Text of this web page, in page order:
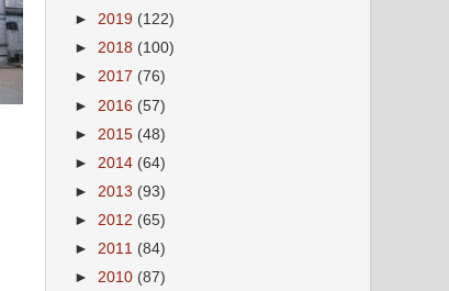
► 2019 (122)
► 2018 (100)
► 2017 (76)
► 2016 (57)
► 2015 (48)
► 2014 (64)
► 2013 (93)
► 2012 (65)
► 2011 (84)
► 2010 (87)